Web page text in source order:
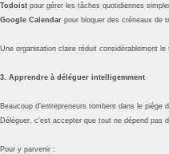
Todoist pour gérer les tâches quotidiennes
Google Calendar pour bloquer des créneaux de
Une organisation claire réduit considérablement le
3. Apprendre à déléguer intelligemment
Beaucoup d’entrepreneurs tombent dans le
Déléguer, c’est accepter que tout ne dépend
Pour y parvenir :